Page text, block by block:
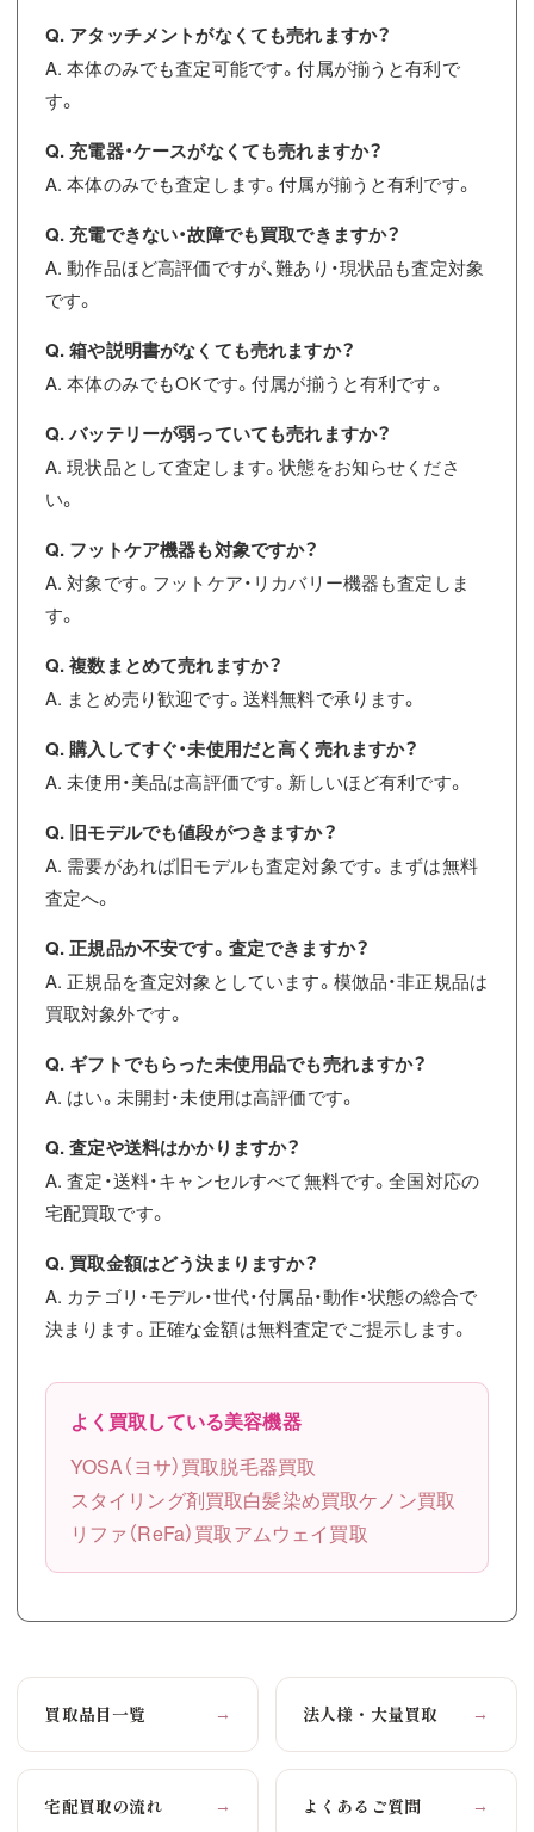
Q. アタッチメントがなくても売れますか？
A. 本体のみでも査定可能です。付属が揃うと有利で
す。
Q. 充電器・ケースがなくても売れますか？
A. 本体のみでも査定します。付属が揃うと有利です。
Q. 充電できない・故障でも買取できますか？
A. 動作品ほど高評価ですが、難あり・現状品も査定対象
です。
Q. 箱や説明書がなくても売れますか？
A. 本体のみでもOKです。付属が揃うと有利です。
Q. バッテリーが弱っていても売れますか？
A. 現状品として査定します。状態をお知らせくださ
い。
Q. フットケア機器も対象ですか？
A. 対象です。フットケア・リカバリー機器も査定しま
す。
Q. 複数まとめて売れますか？
A. まとめ売り歓迎です。送料無料で承ります。
Q. 購入してすぐ・未使用だと高く売れますか？
A. 未使用・美品は高評価です。新しいほど有利です。
Q. 旧モデルでも値段がつきますか？
A. 需要があれば旧モデルも査定対象です。まずは無料
査定へ。
Q. 正規品か不安です。査定できますか？
A. 正規品を査定対象としています。模倣品・非正規品は
買取対象外です。
Q. ギフトでもらった未使用品でも売れますか？
A. はい。未開封・未使用は高評価です。
Q. 査定や送料はかかりますか？
A. 査定・送料・キャンセルすべて無料です。全国対応の
宅配買取です。
Q. 買取金額はどう決まりますか？
A. カテゴリ・モデル・世代・付属品・動作・状態の総合で
決まります。正確な金額は無料査定でご提示します。
よく買取している美容機器
YOSA（ヨサ）買取脱毛器買取
スタイリング剤買取白髪染め買取ケノン買取
リファ（ReFa）買取アムウェイ買取
買取品目一覧 → 法人様・大量買取 →
宅配買取の流れ → よくあるご質問 →